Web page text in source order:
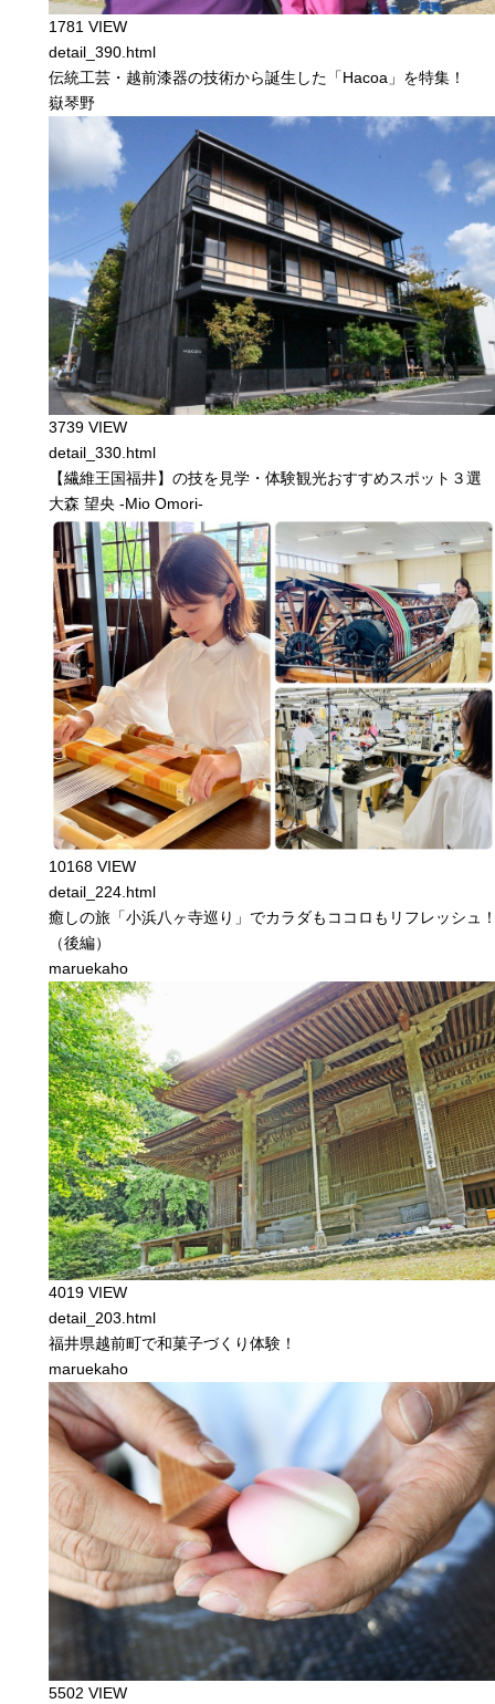
1781 VIEW
detail_390.html
伝統工芸・越前漆器の技術から誕生した「Hacoa」を特集！
嶽琴野
3739 VIEW
detail_330.html
【繊維王国福井】の技を見学・体験観光おすすめスポット３選
大森 望央 -Mio Omori-
10168 VIEW
detail_224.html
癒しの旅「小浜八ヶ寺巡り」でカラダもココロもリフレッシュ
（後編）
maruekaho
4019 VIEW
detail_203.html
福井県越前町で和菓子づくり体験！
maruekaho
5502 VIEW